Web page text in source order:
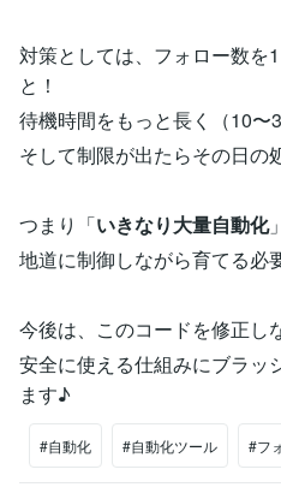
対策としては、フォロー数を
と！
待機時間をもっと長く（10〜
そして制限が出たらその日の
つまり「いきなり大量自動化
地道に制御しながら育てる必
今後は、このコードを修正し
安全に使える仕組みにブラッ
ます♪
#自動化 #自動化ツール #フ